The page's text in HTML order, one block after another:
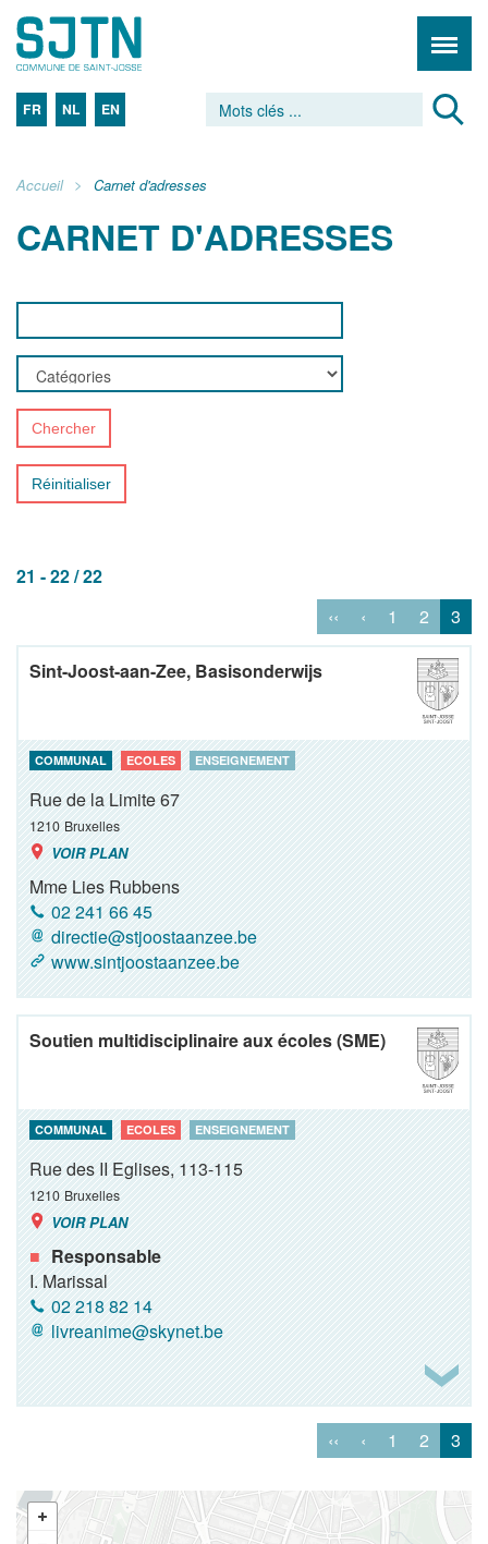
FR NL EN
Accueil Carnet d'adresses
CARNET D'ADRESSES
Chercher
Réinitialiser
21 - 22 / 22
‹‹
‹ 1 2 3
Sint-Joost-aan-Zee, Basisonderwijs
COMMUNAL ECOLES ENSEIGNEMENT
Rue de la Limite 67
1210 Bruxelles
VOIR PLAN
Mme Lies Rubbens
02 241 66 45
directie@stjoostaanzee.be
www.sintjoostaanzee.be
Soutien multidisciplinaire aux écoles (SME)
COMMUNAL ECOLES ENSEIGNEMENT
Rue des II Eglises, 113-115
1210 Bruxelles
VOIR PLAN
Responsable
I. Marissal
02 218 82 14
livreanime@skynet.be
‹‹ ‹ 1 2 3